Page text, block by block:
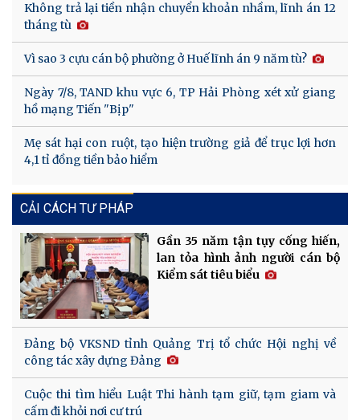
Không trả lại tiền nhận chuyển khoản nhầm, lĩnh án 12
tháng tù
Vì sao 3 cựu cán bộ phường ở Huế lĩnh án 9 năm tù?
Ngày 7/8, TAND khu vực 6, TP Hải Phòng xét xử giang
hồ mạng Tiến "Bịp"
Mẹ sát hại con ruột, tạo hiện trường giả để trục lợi hơn
4,1 tỉ đồng tiền bảo hiểm
CẢI CÁCH TƯ PHÁP
Gần 35 năm tận tụy cống hiến,
lan tỏa hình ảnh người cán bộ
Kiểm sát tiêu biểu
Đảng bộ VKSND tỉnh Quảng Trị tổ chức Hội nghị về
công tác xây dựng Đảng
Cuộc thi tìm hiểu Luật Thi hành tạm giữ, tạm giam và
cấm đi khỏi nơi cư trú